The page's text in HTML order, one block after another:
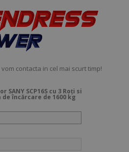
contacta in cel mai scurt timp!
SCP16S cu 3 Roți si
încărcare de 1600 kg